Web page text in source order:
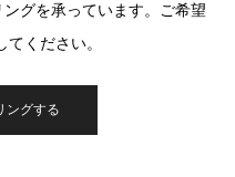
グを承っています。ご希望
ください。
ングする